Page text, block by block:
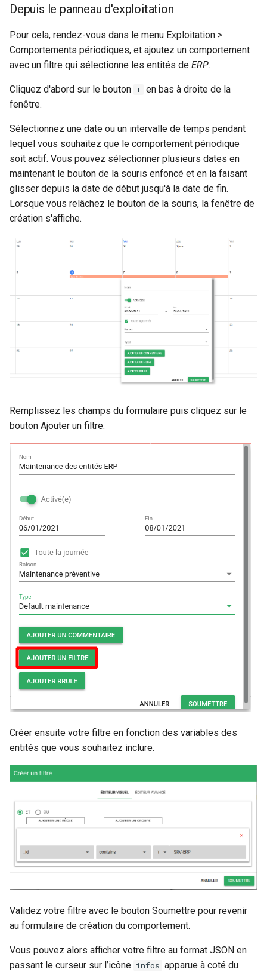
Depuis le panneau d'exploitation
Pour cela, rendez-vous dans le menu Exploitation >
Comportements périodiques, et ajoutez un comportement
avec un filtre qui sélectionne les entités de ERP.
Cliquez d'abord sur le bouton + en bas à droite de la
fenêtre.
Sélectionnez une date ou un intervalle de temps pendant
lequel vous souhaitez que le comportement périodique
soit actif. Vous pouvez sélectionner plusieurs dates en
maintenant le bouton de la souris enfoncé et en la faisant
glisser depuis la date de début jusqu'à la date de fin.
Lorsque vous relâchez le bouton de la souris, la fenêtre de
création s'affiche.
Remplissez les champs du formulaire puis cliquez sur le
bouton Ajouter un filtre.
Créer ensuite votre filtre en fonction des variables des
entités que vous souhaitez inclure.
Validez votre filtre avec le bouton Soumettre pour revenir
au formulaire de création du comportement.
Vous pouvez alors afficher votre filtre au format JSON en
passant le curseur sur l’icône infos apparue à coté du